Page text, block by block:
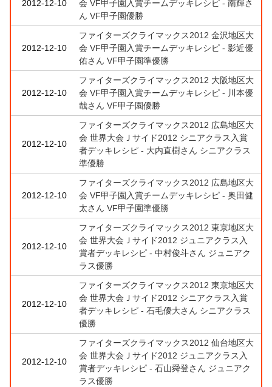
2012-12-10
会 VF甲子園入賞チームデッキレシピ - 南輝さ
ん VF甲子園優勝
2012-12-10
ファイターズクライマックス2012 金沢地区大
会 VF甲子園入賞チームデッキレシピ - 影近優
佑さん VF甲子園準優勝
2012-12-10
ファイターズクライマックス2012 大阪地区大
会 VF甲子園入賞チームデッキレシピ - 川本優
哉さん VF甲子園優勝
2012-12-10
ファイターズクライマックス2012 広島地区大
会 世界大会Ｊサイド2012 シニアクラス入賞
者デッキレシピ - 大内直樹さん シニアクラス
準優勝
2012-12-10
ファイターズクライマックス2012 広島地区大
会 VF甲子園入賞チームデッキレシピ - 奥田健
太さん VF甲子園準優勝
2012-12-10
ファイターズクライマックス2012 東京地区大
会 世界大会Ｊサイド2012 ジュニアクラス入
賞者デッキレシピ - 中村俊斗さん ジュニアク
ラス優勝
2012-12-10
ファイターズクライマックス2012 東京地区大
会 世界大会Ｊサイド2012 シニアクラス入賞
者デッキレシピ - 石毛優大さん シニアクラス
優勝
2012-12-10
ファイターズクライマックス2012 仙台地区大
会 世界大会Ｊサイド2012 ジュニアクラス入
賞者デッキレシピ - 石山舜登さん ジュニアク
ラス優勝